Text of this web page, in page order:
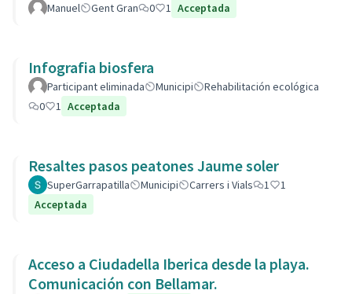
Manuel Gent Gran 0 1 Acceptada
Infografia biosfera
Participant eliminada Municipi
Rehabilitación ecológica
0
1 Acceptada
Resaltes pasos peatones Jaume soler
SuperGarrapatilla Municipi Carrers i Vials 1
1
Acceptada
Acceso a Ciudadella Iberica desde la playa.
Comunicación con Bellamar.